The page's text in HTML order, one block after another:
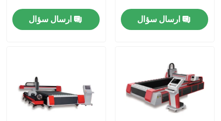
کنترل کیفیت
درخواست نقل قول
لیزر فیبر سبز
ارسال سؤال ارسال سؤال